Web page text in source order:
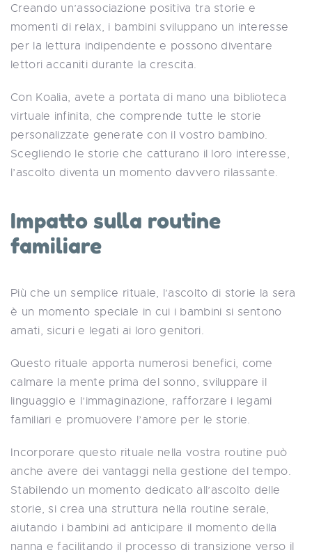
Creando un’associazione positiva tra storie e
momenti di relax, i bambini sviluppano un interesse
per la lettura indipendente e possono diventare
lettori accaniti durante la crescita.
Con Koalia, avete a portata di mano una biblioteca
virtuale infinita, che comprende tutte le storie
personalizzate generate con il vostro bambino.
Scegliendo le storie che catturano il loro interesse,
l’ascolto diventa un momento davvero rilassante.
Impatto sulla routine
familiare
Più che un semplice rituale, l’ascolto di storie la sera
è un momento speciale in cui i bambini si sentono
amati, sicuri e legati ai loro genitori.
Questo rituale apporta numerosi benefici, come
calmare la mente prima del sonno, sviluppare il
linguaggio e l’immaginazione, rafforzare i legami
familiari e promuovere l’amore per le storie.
Incorporare questo rituale nella vostra routine può
anche avere dei vantaggi nella gestione del tempo.
Stabilendo un momento dedicato all’ascolto delle
storie, si crea una struttura nella routine serale,
aiutando i bambini ad anticipare il momento della
nanna e facilitando il processo di transizione verso il